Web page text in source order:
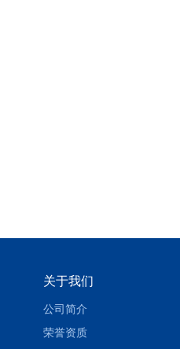
关于我们
公司简介
荣誉资质